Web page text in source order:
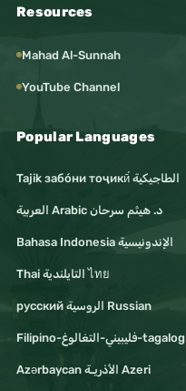
Resources
Mahad Al-Sunnah
YouTube Channel
Popular Languages
Tajik забо́ни тоҷикӣ́ الطاجيكية
د. هيثم سرحان Arabic العربية
Bahasa Indonesia الإندونيسية
Thai التايلندية ไทย
русский الروسية Russian
Filipino-فليبيني-التغالوغ-tagalog
Azərbaycan الأذريـة Azeri